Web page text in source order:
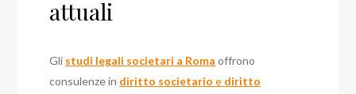
attuali
Gli studi legali societari a Roma offrono
consulenze in diritto societario e diritto